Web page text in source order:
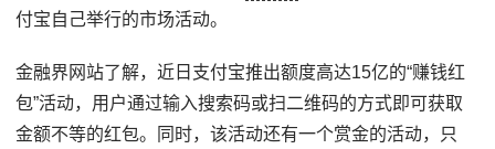
付宝自己举行的市场活动。
金融界网站了解，近日支付宝推出额度高达15亿的“赚钱红
包”活动，用户通过输入搜索码或扫二维码的方式即可获取
金额不等的红包。同时，该活动还有一个赏金的活动，只